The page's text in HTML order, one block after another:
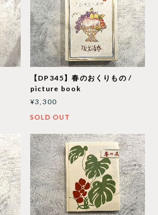
【DP345】春のおくりもの /
picture book
¥3,300
SOLD OUT